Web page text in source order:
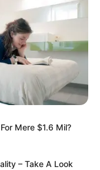
Mere $1.6 Mil?
– Take A Look